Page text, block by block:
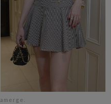
amerge.